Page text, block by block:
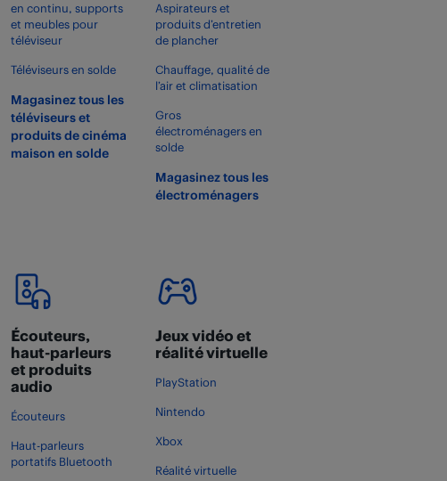
en continu, supports
et meubles pour
téléviseur
Téléviseurs en solde
Magasinez tous les
téléviseurs et
produits de cinéma
maison en solde
Aspirateurs et
produits d’entretien
de plancher
Chauffage, qualité de
l’air et climatisation
Gros
électroménagers en
solde
Magasinez tous les
électroménagers
Écouteurs,
haut-parleurs
et produits
audio
Écouteurs
Haut-parleurs
portatifs Bluetooth
Jeux vidéo et
réalité virtuelle
PlayStation
Nintendo
Xbox
Réalité virtuelle